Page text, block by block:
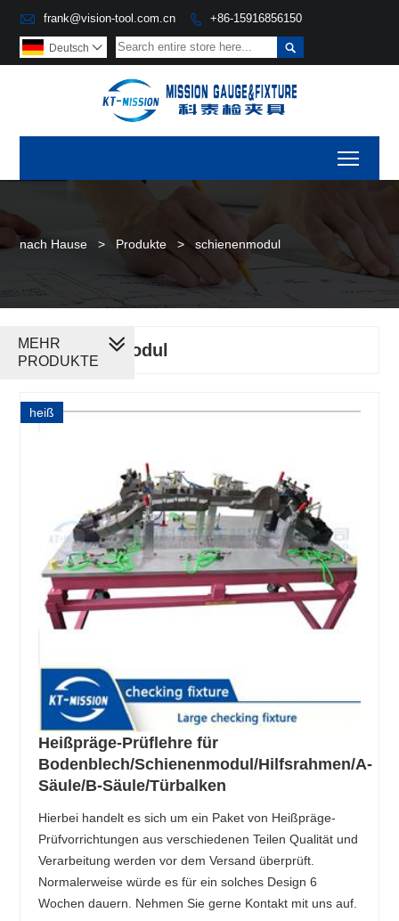
 frank@vision-tool.com.cn  +86-15916856150

Deutsch 
nach Hause > Produkte > schienenmodul
schienenmodul
heiß
Heißpräge-Prüflehre für
Bodenblech/Schienenmodul/Hilfsrahmen/A-
Säule/B-Säule/Türbalken
Hierbei handelt es sich um ein Paket von Heißpräge-
Prüfvorrichtungen aus verschiedenen Teilen Qualität und
Verarbeitung werden vor dem Versand überprüft.
Normalerweise würde es für ein solches Design 6
Wochen dauern. Nehmen Sie gerne Kontakt mit uns auf.
MEHR
PRODUKTE